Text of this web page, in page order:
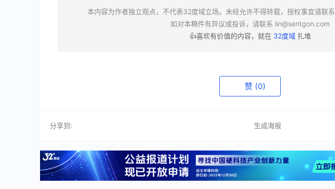
本内容为作者独立观点，不代表32度域立场。未经允许不得转载，授权事宜请联系
如对本稿件有异议或投诉，请联系 lin@sentgon.com
👍喜欢有价值的内容，就在 32度域扎堆
赞 (0)
分享到: 生成海报